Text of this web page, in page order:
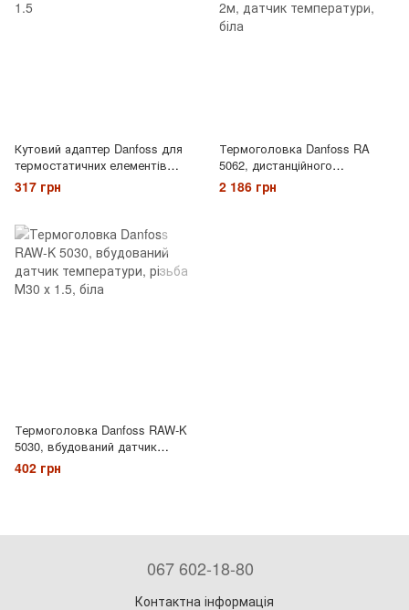
Кутовий адаптер Danfoss для
термостатичних елементів
RA, різьба М30 х 1.5
317 грн
Термоголовка Danfoss RA
5062, дистанційного
керування, довжина кабелю
2м, датчик температури, біла
2 186 грн
Термоголовка Danfoss RAW-K
5030, вбудований датчик
температури, різьба М30 х 1.5,
біла
402 грн
067 602-18-80
Контактна інформація